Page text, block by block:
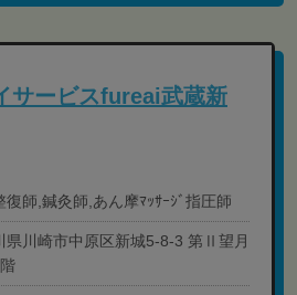
サービスfureai武蔵新
復師,鍼灸師,あん摩ﾏｯｻｰｼﾞ指圧師
県川崎市中原区新城5-8-3 第Ⅱ望月